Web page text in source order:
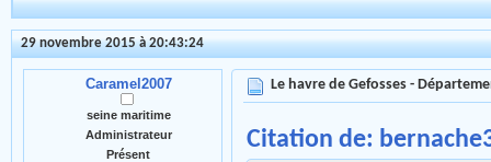
29 novembre 2015 à 20:43:24
Caramel2007
seine maritime
Administrateur
Présent
Le havre de Gefosses -
Citation de: